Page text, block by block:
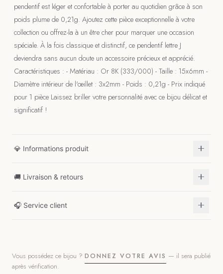
pendentif est léger et confortable à porter au quotidien grâce à son
poids plume de 0,21g. Ajoutez cette pièce exceptionnelle à votre
collection ou offrez-la à un être cher pour marquer une occasion
spéciale. À la fois classique et distinctif, ce pendentif lettre J
deviendra sans aucun doute un accessoire précieux et apprécié.
Caractéristiques : - Matériau : Or 8K (333/000) - Taille : 15x6mm -
Diamètre intérieur de l'œillet : 3x2mm - Poids : 0,21g - Prix indiqué
pour 1 pièce Laissez briller votre personnalité avec ce bijou délicat et
significatif !
💎 Informations produit
🚚 Livraison & retours
🎧 Service client
Vous possédez ce bijou ? DONNEZ VOTRE AVIS — il sera publié
après vérification.